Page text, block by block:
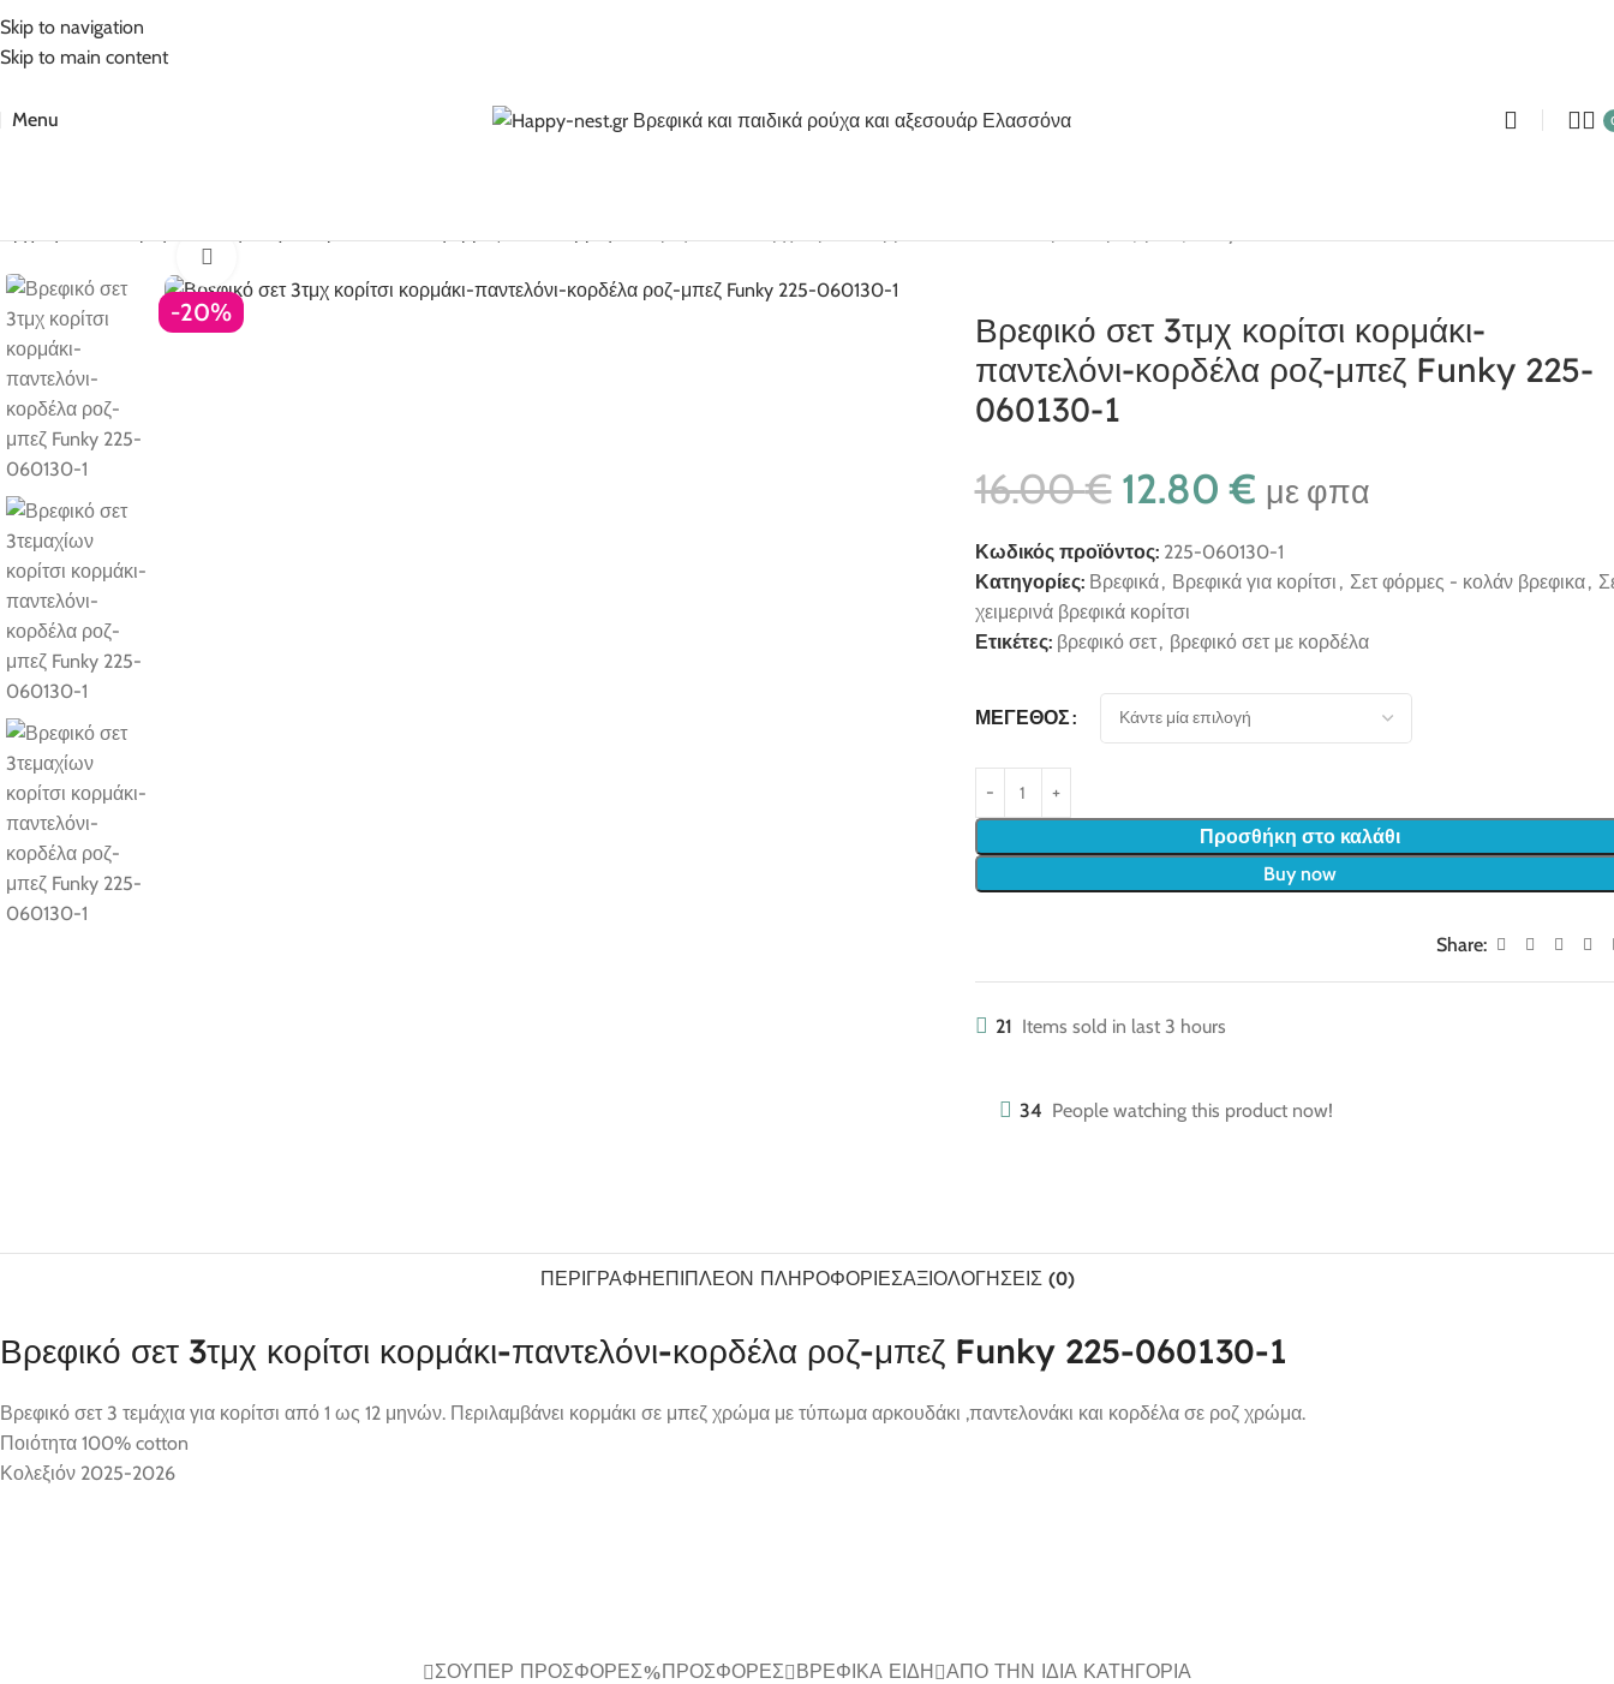
Skip to navigation
Skip to main content
Menu
-20%
Βρεφικό σετ 3τμχ κορίτσι κορμάκι-
παντελόνι-κορδέλα ροζ-μπεζ Funky 225-
060130-1
16.00€ 12.80€ με φπα
Κωδικός προϊόντος: 225-060130-1
Κατηγορίες: Βρεφικά, Βρεφικά για κορίτσι , Σετ φόρμες - κολάν βρεφικα,
χειμερινά βρεφικά κορίτσι
Ετικέτες: βρεφικό σετ, βρεφικό σετ με κορδέλα
ΜΈΓΕΘΟΣ
Προσθήκη στο καλάθι
Buy now
Share:
21 Items sold in last 3 hours
34 People watching this product now!
ΠΕΡΙΓΡΑΦΉΕΠΙΠΛΈΟΝ ΠΛΗΡΟΦΟΡΊΕΣΑΞΙΟΛΟΓΉΣΕΙΣ (0)
Βρεφικό σετ 3τμχ κορίτσι κορμάκι-παντελόνι-κορδέλα ροζ-μπεζ Funky 225-060130-1
Βρεφικό σετ 3 τεμάχια για κορίτσι από 1 ως 12 μηνών. Περιλαμβάνει κορμάκι σε μπεζ χρώμα με τύπωμα αρκουδάκι ,παντελονάκι και κορδέλα σε ροζ χρώμα.
Ποιότητα 100% cotton
Κολεξιόν 2025-2026
ΣΟΎΠΕΡ ΠΡΟΣΦΟΡΈΣ ΠΡΟΣΦΟΡΈΣ ΒΡΕΦΙΚΆ ΕΊΔΗ ΑΠΌ ΤΗΝ ΊΔΙΑ ΚΑΤΗΓΟΡΊΑ
5% Επιπλέον έκπτωση για πληρωμές με κάρτα!